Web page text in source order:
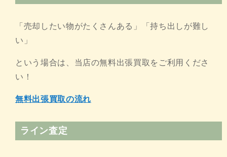
「売却したい物がたくさんある」「持ち出しが難し
い」
という場合は、当店の無料出張買取をご利用くださ
い！
無料出張買取の流れ
ライン査定